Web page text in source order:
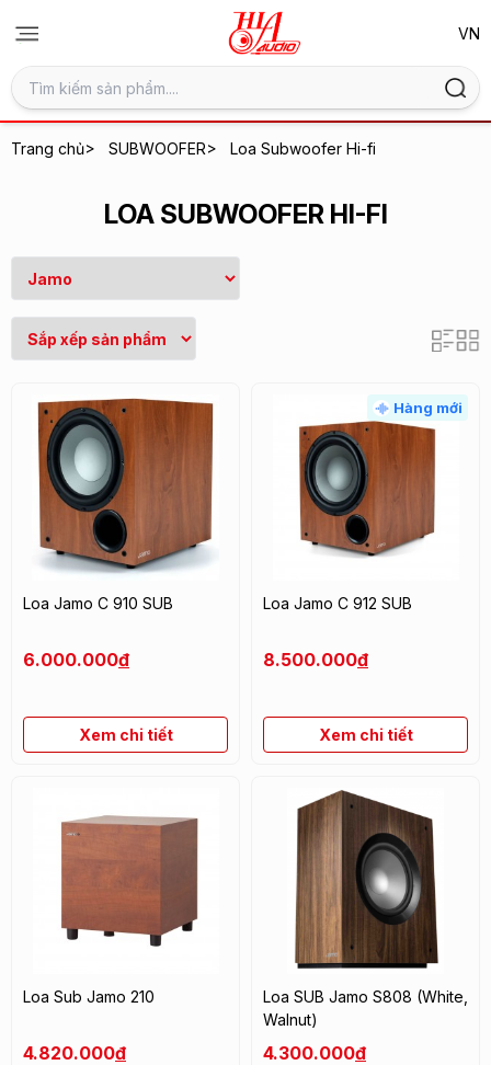
Trang chủ> SUBWOOFER> Loa Subwoofer Hi-fi
LOA SUBWOOFER HI-FI
Loa Jamo C 910 SUB
6.000.000đ
Xem chi tiết
Hàng mới
Loa Jamo C 912 SUB
8.500.000đ
Xem chi tiết
Loa Sub Jamo 210
4.820.000đ
Loa SUB Jamo S808 (White,
Walnut)
4.300.000đ